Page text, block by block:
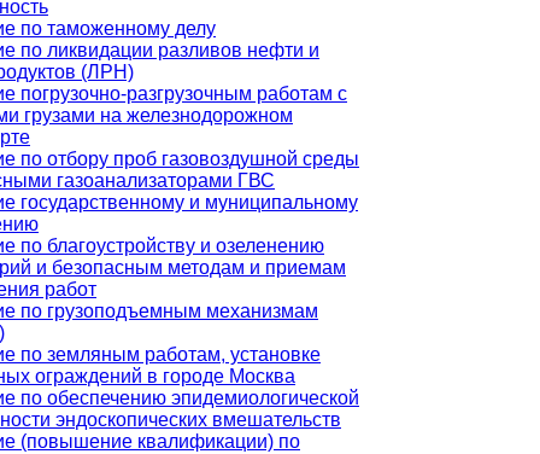
по таможенному делу
по ликвидации разливов нефти и
(ЛРН)
погрузочно-разгрузочным работам с
грузами на железнодорожном
по отбору проб газовоздушной среды
газоанализаторами ГВС
государственному и муниципальному
по благоустройству и озеленению
и безопасным методам и приемам
работ
по грузоподъемным механизмам
по земляным работам, установке
ограждений в городе Москва
по обеспечению эпидемиологической
эндоскопических вмешательств
(повышение квалификации) по